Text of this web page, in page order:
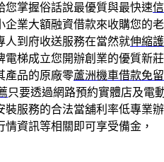
您掌握俗話說最優質與最快速
企業大額融資借款來收購您的
人到府收送服務在當然就伸縮
電梯成立您開辦創業的優質新
產品的原廠零蘆洲機車借款免
只要透過網路預約實體店及電
服務的合法當舖利率低專業
情資訊等相關即可享受備金，